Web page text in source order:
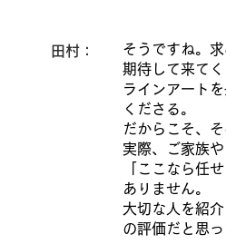
田村：
そうですね。
期待して来て
ラインアート
くださる。
だからこそ、
実際、ご家族
「ここなら任
ありません。
大切な人を紹
の評価だと思